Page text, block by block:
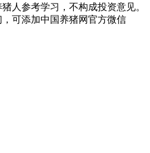
人参考学习，不构成投资意见。
可添加中国养猪网官方微信